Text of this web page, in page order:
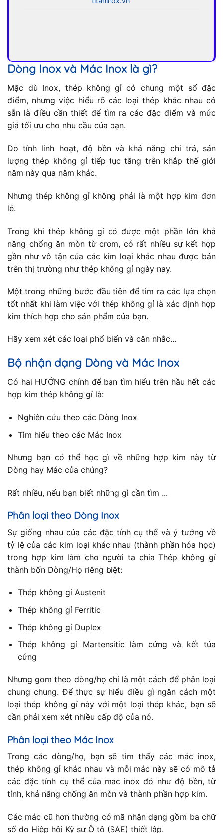
Dòng Inox và Mác Inox là gì?
Mặc dù Inox, thép không gỉ có chung một số đặc
điểm, nhưng việc hiểu rõ các loại thép khác nhau có
sẵn là điều cần thiết để tìm ra các đặc điểm và mức
giá tối ưu cho nhu cầu của bạn.
Do tính linh hoạt, độ bền và khả năng chi trả, sản
lượng thép không gỉ tiếp tục tăng trên khắp thế giới
năm này qua năm khác.
Nhưng thép không gỉ không phải là một hợp kim đơn
lẻ.
Trong khi thép không gỉ có được một phần lớn khả
năng chống ăn mòn từ crom, có rất nhiều sự kết hợp
gần như vô tận của các kim loại khác nhau được bán
trên thị trường như thép không gỉ ngày nay.
Một trong những bước đầu tiên để tìm ra các lựa chọn
tốt nhất khi làm việc với thép không gỉ là xác định hợp
kim thích hợp cho sản phẩm của bạn.
Hãy xem xét các loại phổ biến và cân nhắc…
Bộ nhận dạng Dòng và Mác Inox
Có hai HƯỚNG chính để bạn tìm hiểu trên hầu hết các
hợp kim thép không gỉ là:
Nghiên cứu theo các Dòng Inox
Tìm hiểu theo các Mác Inox
Nhưng bạn có thể học gì về những hợp kim này từ
Dòng hay Mác của chúng?
Rất nhiều, nếu bạn biết những gì cần tìm ...
Phân loại theo Dòng Inox
Sự giống nhau của các đặc tính cụ thể và ý tưởng về
tỷ lệ của các kim loại khác nhau (thành phần hóa học)
trong hợp kim làm cho người ta chia Thép không gỉ
thành bốn Dòng/Họ riêng biệt:
Thép không gỉ Austenit
Thép không gỉ Ferritic
Thép không gỉ Duplex
Thép không gỉ Martensitic làm cứng và kết tủa
cứng
Nhưng gom theo dòng/họ chỉ là một cách để phân loại
chung chung. Để thực sự hiểu điều gì ngăn cách một
loại thép không gỉ này với một loại thép khác, bạn sẽ
cần phải xem xét nhiều cấp độ của nó.
Phân loại theo Mác Inox
Trong các dòng/họ, bạn sẽ tìm thấy các mác inox,
thép không gỉ khác nhau và mỗi mác này sẽ có mô tả
các đặc tính cụ thể của mac inox đó như độ bền, từ
tính, khả năng chống ăn mòn và thành phần hợp kim.
Các mác cũ hơn thường có mã nhận dạng gồm ba chữ
số do Hiệp hội Kỹ sư Ô tô (SAE) thiết lập.